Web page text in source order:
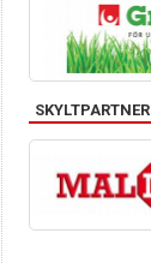
SKYLTPARTNER